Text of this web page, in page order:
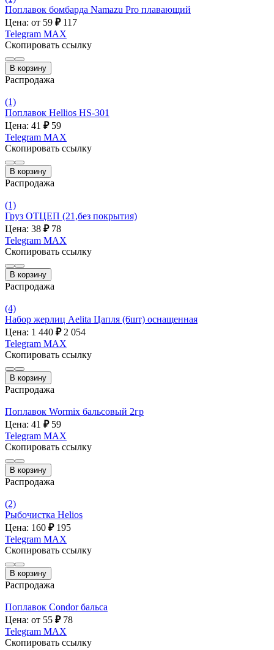
Поплавок бомбарда Namazu Pro плавающий
Цена: от 59 ₽ 117
Telegram MAX
Скопировать ссылку
В корзину
Распродажа
(1)
Поплавок Hellios HS-301
Цена: 41 ₽ 59
Telegram MAX
Скопировать ссылку
В корзину
Распродажа
(1)
Груз ОТЦЕП (21,без покрытия)
Цена: 38 ₽ 78
Telegram MAX
Скопировать ссылку
В корзину
Распродажа
(4)
Набор жерлиц Aelita Цапля (6шт) оснащенная
Цена: 1 440 ₽ 2 054
Telegram MAX
Скопировать ссылку
В корзину
Распродажа
Поплавок Wormix бальсовый 2гр
Цена: 41 ₽ 59
Telegram MAX
Скопировать ссылку
В корзину
Распродажа
(2)
Рыбочистка Helios
Цена: 160 ₽ 195
Telegram MAX
Скопировать ссылку
В корзину
Распродажа
Поплавок Condor бальса
Цена: от 55 ₽ 78
Telegram MAX
Скопировать ссылку